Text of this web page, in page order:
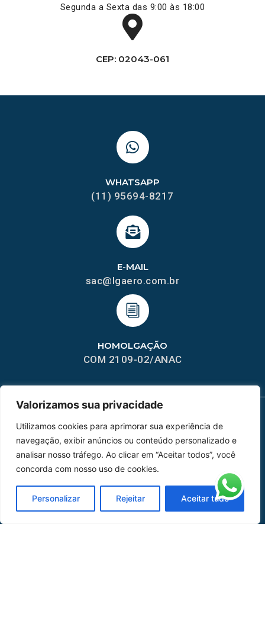
Valorizamos sua privacidade
Utilizamos cookies para aprimorar sua experiência de
navegação, exibir anúncios ou conteúdo personalizado e
analisar nosso tráfego. Ao clicar em “Aceitar todos”, você
concorda com nosso uso de cookies.
Personalizar Rejeitar Aceitar tudo
Segunda a Sexta das 9:00 às 18:00
CEP: 02043-061
HOMOLGAÇÃO
COM 2109-02/ANAC
E-MAIL
sac@lgaero.com.br
WHATSAPP
(11) 95694-8217
MAPA DO SITE
Home Sobre Nós
Catálogo de Aplicações